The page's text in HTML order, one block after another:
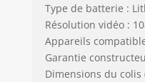
Type de batterie :
Résolution vidéo :
Appareils
Garantie
Dimensions du colis